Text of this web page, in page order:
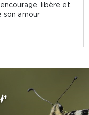
libère et,
son amour